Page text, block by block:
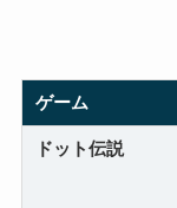
ゲーム
ドット伝説